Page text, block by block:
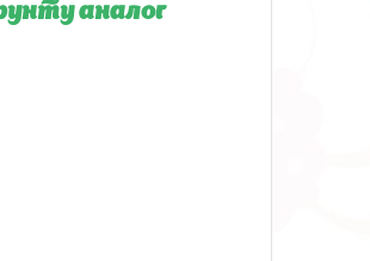
аналог